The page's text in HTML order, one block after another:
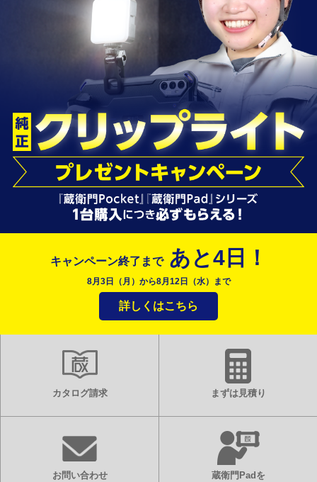
キャンペーン終了まであと4日！
8月3日（月）から8月12日（水）まで
詳しくはこちら
カタログ請求 まずは見積り
お問い合わせ
蔵衛門Padを